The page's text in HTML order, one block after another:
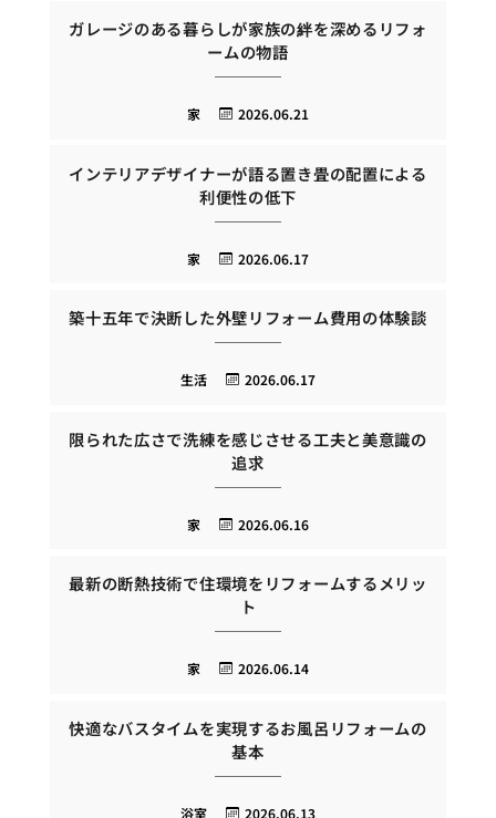
ガレージのある暮らしが家族の絆を深めるリフォ
ームの物語
2026.06.21
家
インテリアデザイナーが語る置き畳の配置による
利便性の低下
2026.06.17
家
築十五年で決断した外壁リフォーム費用の体験談
2026.06.17
生活
限られた広さで洗練を感じさせる工夫と美意識の
追求
2026.06.16
家
最新の断熱技術で住環境をリフォームするメリッ
ト
2026.06.14
家
快適なバスタイムを実現するお風呂リフォームの
基本
2026.06.13
浴室